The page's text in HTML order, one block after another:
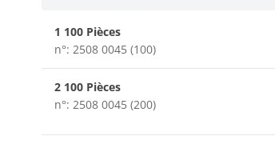
1 100 Pièces
n°: 2508 0045 (100)
2 100 Pièces
n°: 2508 0045 (200)